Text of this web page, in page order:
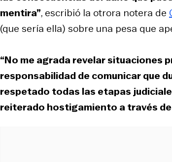
mentira”, escribió la otrora notera de
(que sería ella) sobre una pesa que
“No me agrada revelar situaciones
responsabilidad de comunicar que
respetado todas las etapas
reiterado hostigamiento a través de